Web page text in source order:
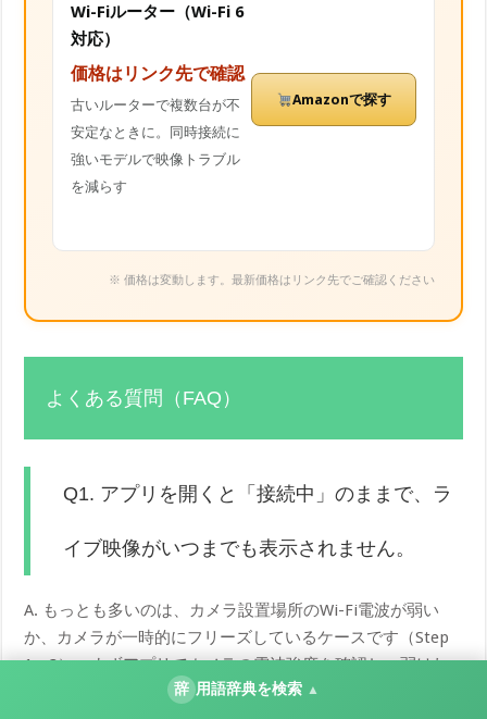
Wi-Fiルーター（Wi-Fi 6
対応）
価格はリンク先で確認
古いルーターで複数台が不
安定なときに。同時接続に
強いモデルで映像トラブル
を減らす
Amazonで探す
※ 価格は変動します。最新価格はリンク先でご確認ください
よくある質問（FAQ）
Q1. アプリを開くと「接続中」のままで、ラ
イブ映像がいつまでも表示されません。
A. もっとも多いのは、カメラ設置場所のWi-Fi電波が弱い
か、カメラが一時的にフリーズしているケースです（Step
1・3）。まずアプリでカメラの電波強度を確認し、弱けれ
ば設置場所をルーターに近づけてみてください。あわせて
辞 用語辞典を検索 ▲